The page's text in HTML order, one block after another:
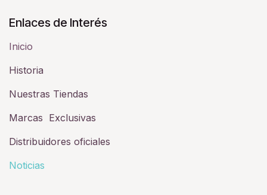
Enlaces de Interés
Inicio
Historia​
Nuestras Tiendas
Marcas Exclusivas
Distribuidores oficiales
Noticias